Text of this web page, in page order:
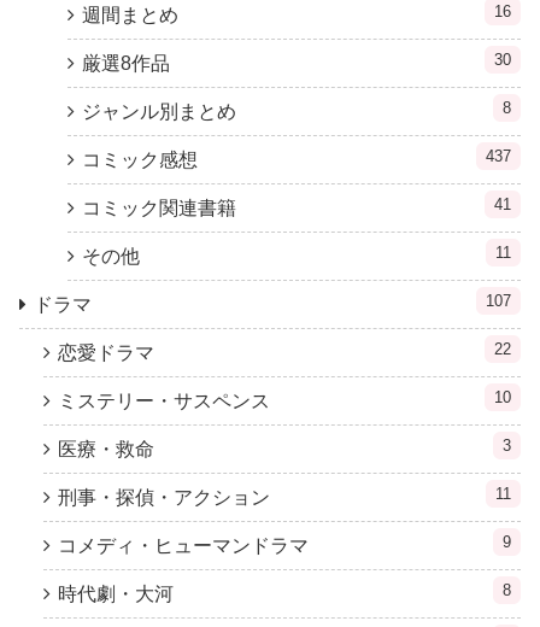
週間まとめ 16
厳選8作品 30
ジャンル別まとめ 8
コミック感想 437
コミック関連書籍 41
その他 11
ドラマ 107
恋愛ドラマ 22
ミステリー・サスペンス 10
医療・救命 3
刑事・探偵・アクション 11
コメディ・ヒューマンドラマ 9
時代劇・大河 8